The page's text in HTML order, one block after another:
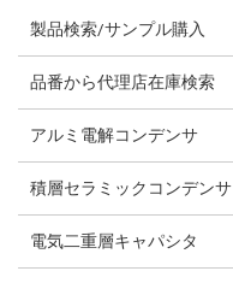
製品検索/サンプル購入
品番から代理店在庫検索
アルミ電解コンデンサ
積層セラミックコンデンサ
電気二重層キャパシタ